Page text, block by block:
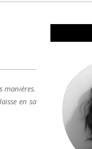
manières.
en sa